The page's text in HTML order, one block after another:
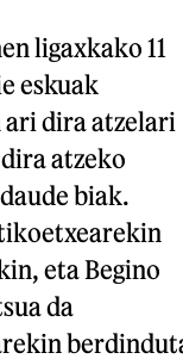
ligaxkako 11
eskuak
dira atzelari
atzeko
biak.
eta Begino
da